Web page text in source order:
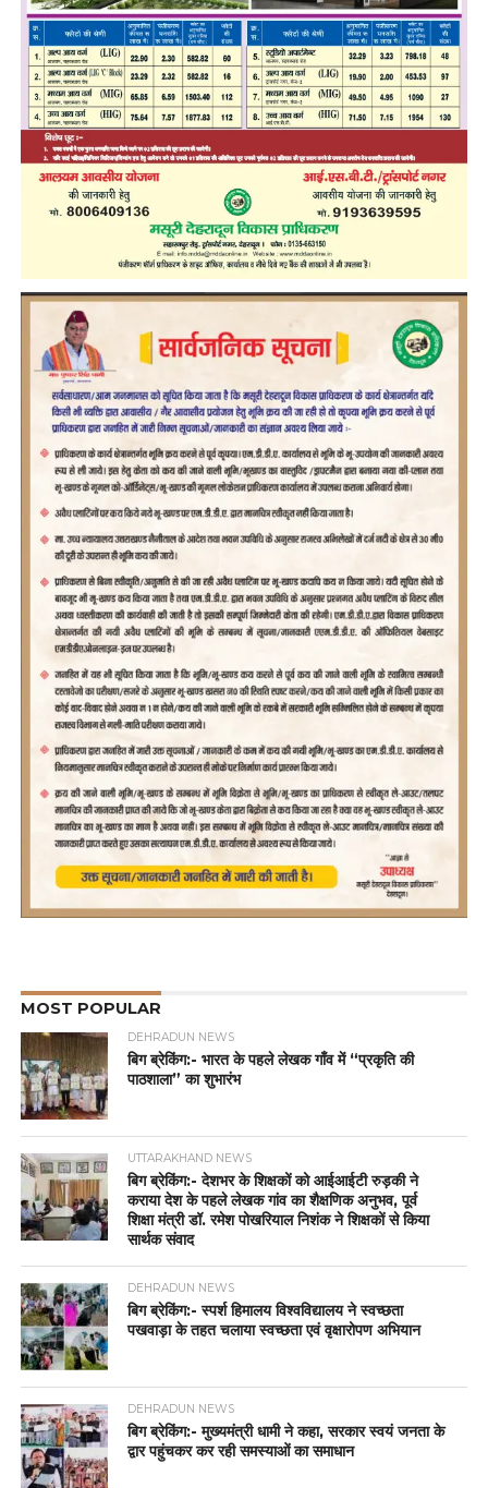
MOST POPULAR
DEHRADUN NEWS
बिग ब्रेकिंग:- भारत के पहले लेखक गाँव में “प्रकृति की
पाठशाला” का शुभारंभ
UTTARAKHAND NEWS
बिग ब्रेकिंग:- देशभर के शिक्षकों को आईआईटी रुड़की ने
कराया देश के पहले लेखक गांव का शैक्षणिक अनुभव, पूर्व
शिक्षा मंत्री डॉ. रमेश पोखरियाल निशंक ने शिक्षकों से किया
सार्थक संवाद
DEHRADUN NEWS
बिग ब्रेकिंग:- स्पर्श हिमालय विश्वविद्यालय ने स्वच्छता
पखवाड़ा के तहत चलाया स्वच्छता एवं वृक्षारोपण अभियान
DEHRADUN NEWS
बिग ब्रेकिंग:- मुख्यमंत्री धामी ने कहा, सरकार स्वयं जनता के
द्वार पहुंचकर कर रही समस्याओं का समाधान